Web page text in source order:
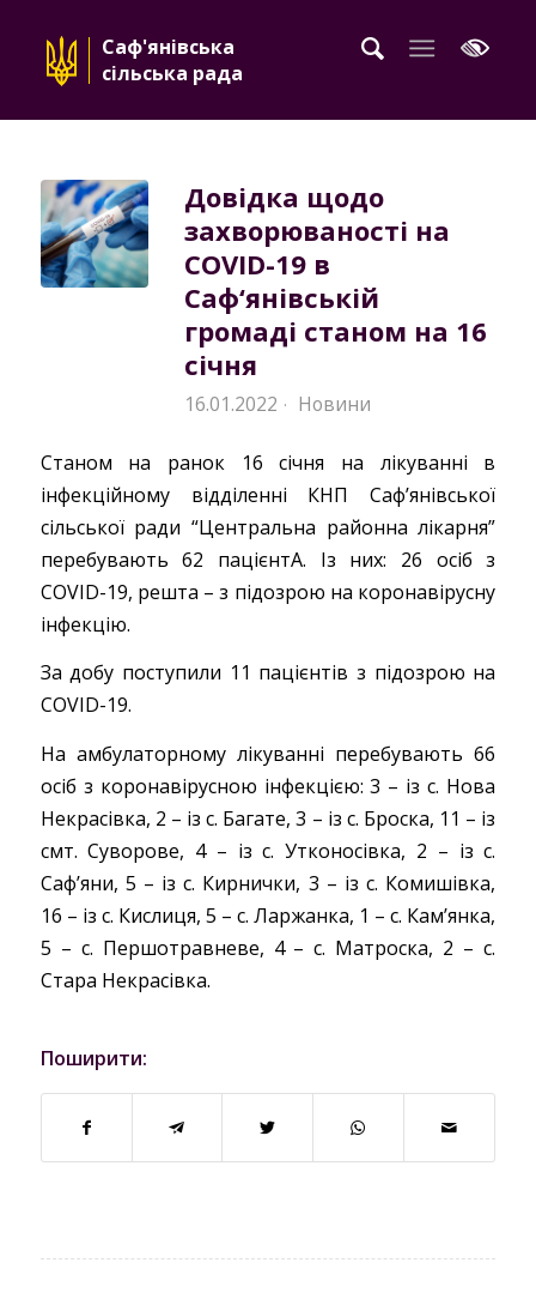
Саф'янівська
сільська рада
Довідка щодо
захворюваності на
COVID-19 в
Саф‘янівській
громаді станом на 16
січня
16.01.2022 · Новини
Станом на ранок 16 січня на лікуванні в
інфекційному відділенні КНП Саф’янівської
сільської ради “Центральна районна лікарня”
перебувають 62 пацієнтА. Із них: 26 осіб з
COVID-19, решта – з підозрою на коронавірусну
інфекцію.
За добу поступили 11 пацієнтів з підозрою на
COVID-19.
На амбулаторному лікуванні перебувають 66
осіб з коронавірусною інфекцією: 3 – із с. Нова
Некрасівка, 2 – із с. Багате, 3 – із с. Броска, 11 – із
смт. Суворове, 4 – із с. Утконосівка, 2 – із с.
Саф’яни, 5 – із с. Кирнички, 3 – із с. Комишівка,
16 – із с. Кислиця, 5 – с. Ларжанка, 1 – с. Кам’янка,
5 – с. Першотравневе, 4 – с. Матроска, 2 – с.
Стара Некрасівка.
Поширити: